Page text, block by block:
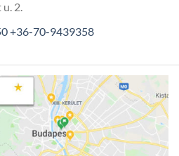
2.
+36-70-9439358